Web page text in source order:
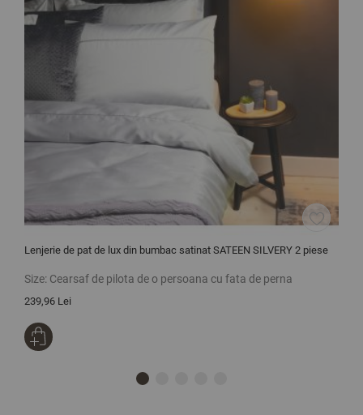
Lenjerie de pat de lux din bumbac satinat SATEEN SILVERY 2 piese
Size: Cearsaf de pilota de o persoana cu fata de perna
239,96 Lei